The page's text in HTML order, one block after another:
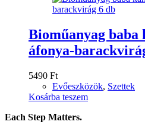
Bioműanyag baba
áfonya-
5490 Ft
Evőeszközök, Szettek
Kosárba teszem
Each Step Matters.